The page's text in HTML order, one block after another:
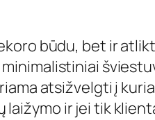
būdu, bet ir
atsižvelgti į
ir jei tik